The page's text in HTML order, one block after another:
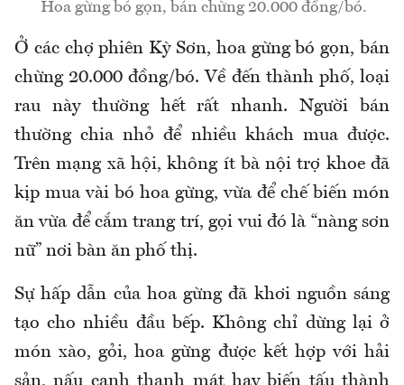
Hoa gừng bó gọn, bán chừng 20.000 đồng/bó.
Ở các chợ phiên Kỳ Sơn, hoa gừng bó gọn, bán
chừng 20.000 đồng/bó. Về đến thành phố, loại
rau này thường hết rất nhanh. Người bán
thường chia nhỏ để nhiều khách mua được.
Trên mạng xã hội, không ít bà nội trợ khoe đã
kịp mua vài bó hoa gừng, vừa để chế biến món
ăn vừa để cắm trang trí, gọi vui đó là “nàng sơn
nữ” nơi bàn ăn phố thị.
Sự hấp dẫn của hoa gừng đã khơi nguồn sáng
tạo cho nhiều đầu bếp. Không chỉ dừng lại ở
món xào, gỏi, hoa gừng được kết hợp với hải
sản, nấu canh thanh mát hay biến tấu thành